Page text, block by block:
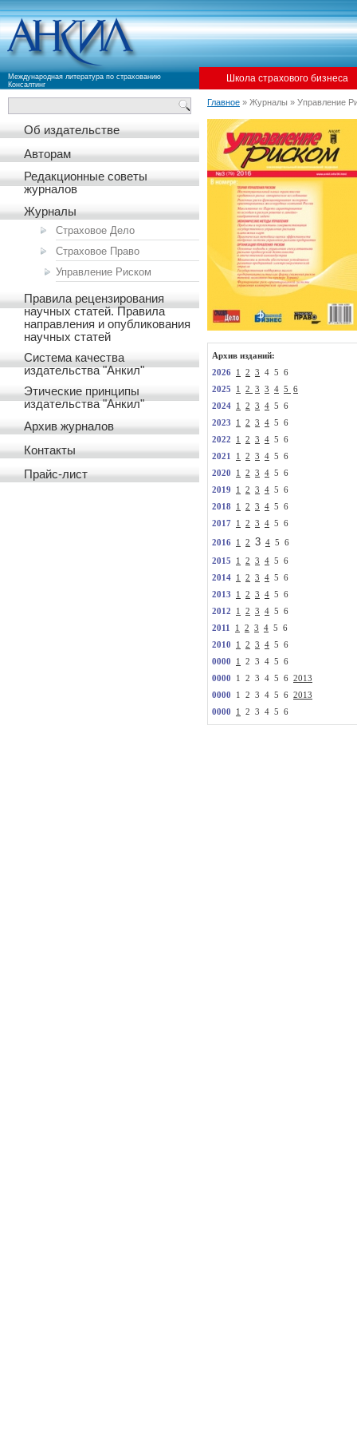
Международная литература по страхованию
Консалтинг
Школа страхового бизнеса
Об издательстве
Авторам
Редакционные советы
журналов
Журналы
Страховое Дело
Страховое Право
Управление Риском
Правила рецензирования
научных статей. Правила
направления и опубликования
научных статей
Система качества
издательства "Анкил"
Этические принципы
издательства "Анкил"
Архив журналов
Контакты
Прайс-лист
Главное » Журналы » Управление
Архив изданий:
2026
1 2 3 4 5 6
2025
1 2 3 3 4 5
6
2024
1 2 3 4 5 6
2023
1 2 3 4 5 6
2022
1 2 3 4 5 6
2021
1 2 3 4 5 6
2020
1 2 3 4 5 6
2019
1 2 3 4 5 6
2018
1 2 3 4 5 6
2017
1 2 3 4 5 6
2016 1 2 3 4 5 6
2015 1 2 3 4 5 6
2014
1 2 3 4 5 6
2013
1 2 3 4 5 6
2012
1 2 3 4 5 6
2011
1 2 3 4 5 6
2010
1 2 3 4 5 6
0000
1
2 3 4 5 6
0000 1 2 3 4 5 6 2013
0000 1 2 3 4 5 6 2013
0000
1 2 3 4 5 6